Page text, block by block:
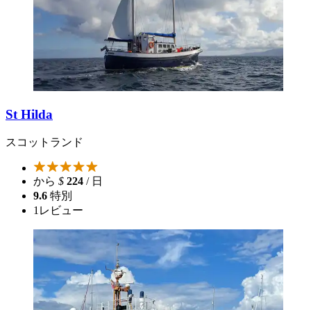
St Hilda
スコットランド
から $ 224 / 日
9.6 特別
1 レビュー